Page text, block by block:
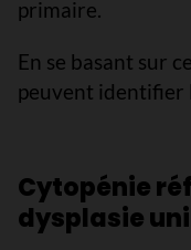
primaire.
En se basant sur
peuvent identifier
Cytopénie
dysplasie